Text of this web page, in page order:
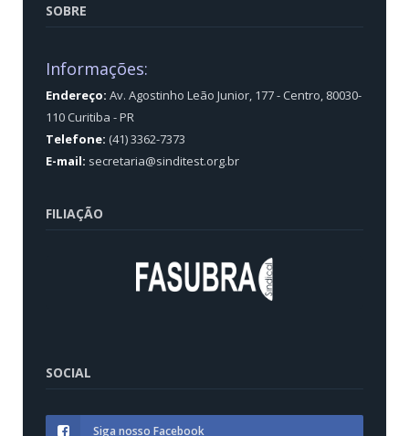
SOBRE
Informações:
Endereço: Av. Agostinho Leão Junior, 177 - Centro, 80030-
110 Curitiba - PR
Telefone: (41) 3362-7373
E-mail: secretaria@sinditest.org.br
FILIAÇÃO
SOCIAL
Siga nosso Facebook